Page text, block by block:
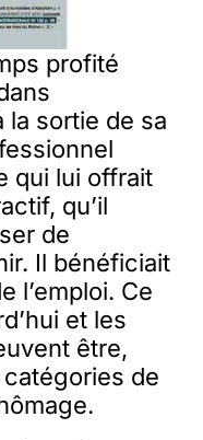
profité
la sortie de sa
qui lui offrait
qu’il
de
Il bénéficiait
l’emploi. Ce
et les
être,
de